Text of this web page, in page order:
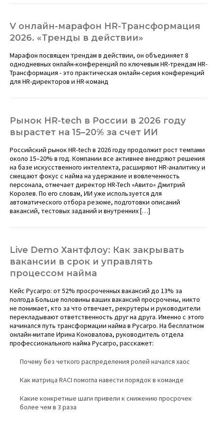
V онлайн-марафон HR-Трансформация
2026. «Тренды в действии»
Марафон посвящен трендам в действии, он объединяет 8
однодневных онлайн-конференций по ключевым HR-трендам HR-
Трансформация - это практическая онлайн-серия конференций
для HR-директоров и HR-команд
Рынок HR-tech в России в 2026 году
вырастет на 15–20% за счет ИИ
Российский рынок HR-tech в 2026 году продолжит рост темпами
около 15–20% в год. Компании все активнее внедряют решения
на базе искусственного интеллекта, расширяют HR-аналитику и
смещают фокус с найма на удержание и вовлеченность
персонала, отмечает директор HR-Tech «Авито» Дмитрий
Королев. По его словам, ИИ уже используется для
автоматического отбора резюме, подготовки описаний
вакансий, тестовых заданий и внутренних […]
Live Demo Хантфлоу: Как закрывать
вакансии в срок и управлять
процессом найма
Кейс Русагро: от 52% просроченных вакансий до 13% за
полгода Больше половины ваших вакансий просрочены, никто
не понимает, кто за что отвечает, рекрутеры и руководители
перекладывают ответственность друг на друга. Именно с этого
начинался путь трансформации найма в Русагро. На бесплатном
онлайн-митапе Ирина Коновалова, руководитель отдела
профессионального найма Русагро, расскажет:
Почему без четкого распределения ролей начался хаос
Как матрица RACI помогла навести порядок в команде
Какие конкретные шаги привели к снижению просрочек
более чем в 3 раза